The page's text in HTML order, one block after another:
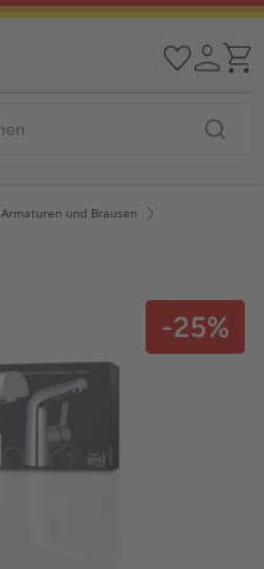
Armaturen und Brausen
-25%